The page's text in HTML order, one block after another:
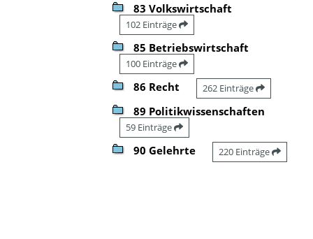
83 Volkswirtschaft
102 Einträge
85 Betriebswirtschaft
100 Einträge
86 Recht 262 Einträge
89 Politikwissenschaften
59 Einträge
90 Gelehrte 220 Einträge